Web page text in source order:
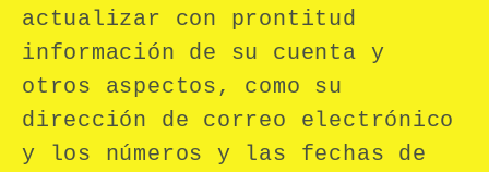
actualizar con prontitud
información de su cuenta y
otros aspectos, como su
dirección de correo electrónico
y los números y las fechas de